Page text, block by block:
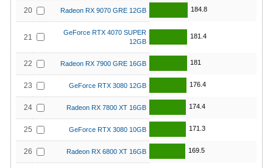
20 Radeon RX 9070 GRE 12GB 184.8
21
GeForce RTX 4070 SUPER
12GB
181.4
22 Radeon RX 7900 GRE 16GB 181
23 GeForce RTX 3080 12GB 176.4
24 Radeon RX 7800 XT 16GB 174.4
25 GeForce RTX 3080 10GB 171.3
26 Radeon RX 6800 XT 16GB 169.5